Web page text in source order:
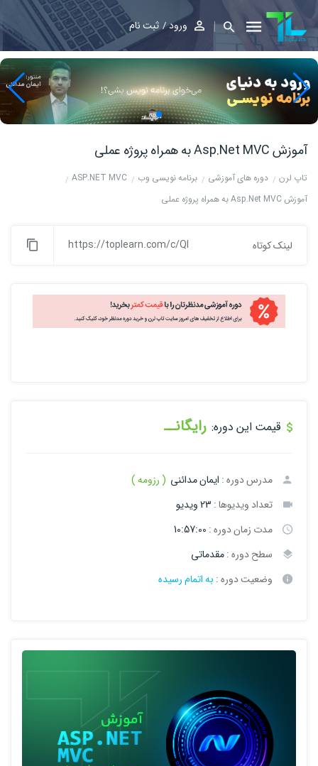
ورود ثبت نام
آموزش Asp.Net MVC به همراه پروژه عملی
تاپ لرن دوره های آموزشی برنامه نویسی وب
ASP.NET MVC
آموزش Asp.Net MVC به همراه پروژه عملی
لینک کوتاه https://toplearn.com/c/Ql
قیمت این دوره: رایگانــ
مدرس دوره : ایمان مدائنی ( رزومه )
تعداد ویدیوها : 23 ویدیو
مدت زمان دوره : 10:57:00
سطح دوره :مقدماتی
وضعیت دوره : به اتمام رسیده